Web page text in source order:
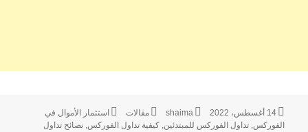
نُشرت
في
14 أغسطس، 2022 الكاتب
shaima التصنيفات
مقالات الوسوم
استثمار الأموال في
الفوركس,تداول الفوركس للمبتدئين,كيفية تداول الفوركس,نصائح تداول